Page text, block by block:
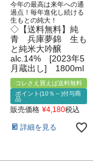
今年の最高は来年への通
過点！毎年進化し続ける
生もとの純大！
◇【送料無料】純
青 兵庫夢錦 生も
と純米大吟醸
alc.14% [2023年5
月蔵出し] 1800ml
コレさえ買えば送料無料
ポイント(10％～)付与商
品
販売価格 ¥4,180税込
詳細を見る